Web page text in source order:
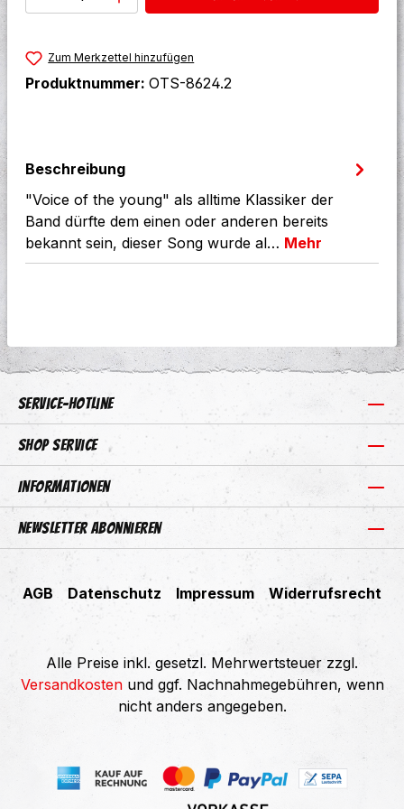
Zum Merkzettel hinzufügen
Produktnummer: OTS-8624.2
Beschreibung
"Voice of the young" als alltime Klassiker der
Band dürfte dem einen oder anderen bereits
bekannt sein, dieser Song wurde al… Mehr
Service-Hotline
Shop Service
Informationen
Newsletter abonnieren
AGB Datenschutz Impressum Widerrufsrecht
Alle Preise inkl. gesetzl. Mehrwertsteuer zzgl.
Versandkostenund ggf. Nachnahmegebühren, wenn
nicht anders angegeben.